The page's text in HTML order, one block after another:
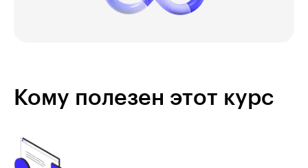
Кому полезен этот курс